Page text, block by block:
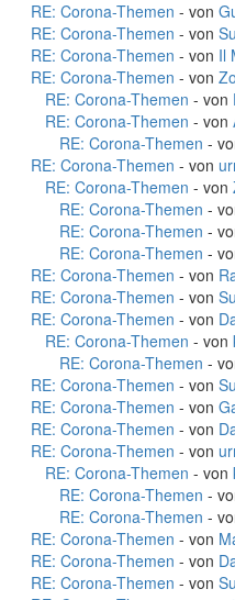
RE: Corona-Themen - von
RE: Corona-Themen - von
RE: Corona-Themen - von Il
RE: Corona-Themen - von
RE: Corona-Themen - von
RE: Corona-Themen - von
RE: Corona-Themen -
RE: Corona-Themen - von
RE: Corona-Themen - von
RE: Corona-Themen -
RE: Corona-Themen -
RE: Corona-Themen -
RE: Corona-Themen - von
RE: Corona-Themen - von
RE: Corona-Themen - von
RE: Corona-Themen - von
RE: Corona-Themen -
RE: Corona-Themen - von
RE: Corona-Themen - von
RE: Corona-Themen - von
RE: Corona-Themen - von
RE: Corona-Themen - von
RE: Corona-Themen -
RE: Corona-Themen -
RE: Corona-Themen - von
RE: Corona-Themen - von
RE: Corona-Themen - von